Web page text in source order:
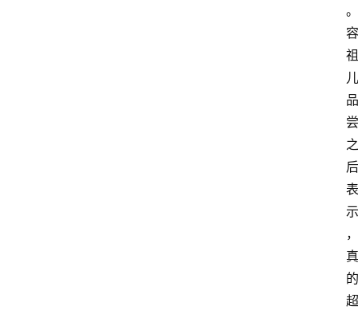
。
容
祖
儿
品
尝
之
后
表
示
，
真
的
超